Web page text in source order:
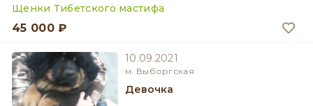
Щенки Тибетского мастифа
45 000 ₽
10.09.2021
м. Выборгская
девочка